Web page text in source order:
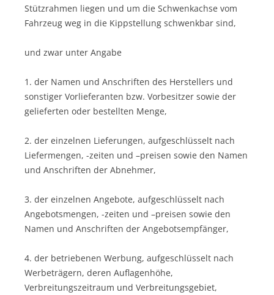
Stützrahmen liegen und um die Schwenkachse vom
Fahrzeug weg in die Kippstellung schwenkbar sind,
und zwar unter Angabe
1. der Namen und Anschriften des Herstellers und
sonstiger Vorlieferanten bzw. Vorbesitzer sowie der
gelieferten oder bestellten Menge,
2. der einzelnen Lieferungen, aufgeschlüsselt nach
Liefermengen, -zeiten und –preisen sowie den Namen
und Anschriften der Abnehmer,
3. der einzelnen Angebote, aufgeschlüsselt nach
Angebotsmengen, -zeiten und –preisen sowie den
Namen und Anschriften der Angebotsempfänger,
4. der betriebenen Werbung, aufgeschlüsselt nach
Werbeträgern, deren Auflagenhöhe,
Verbreitungszeitraum und Verbreitungsgebiet,